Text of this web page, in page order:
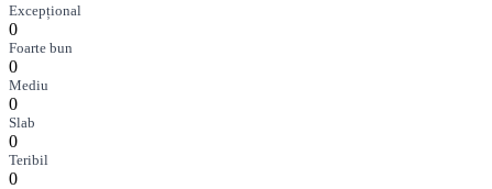
Excepțional
0
Foarte bun
0
Mediu
0
Slab
0
Teribil
0